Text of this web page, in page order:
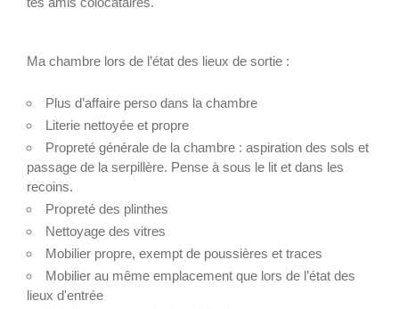
Ma chambre lors de l’état des lieux de sortie :
Plus d’affaire perso dans la chambre
Literie nettoyée et propre
Propreté générale de la chambre : aspiration des sols et
passage de la serpillère. Pense à sous le lit et dans les
recoins.
Propreté des plinthes
Nettoyage des vitres
Mobilier propre, exempt de poussières et traces
Mobilier au même emplacement que lors de l’état des
lieux d'entrée